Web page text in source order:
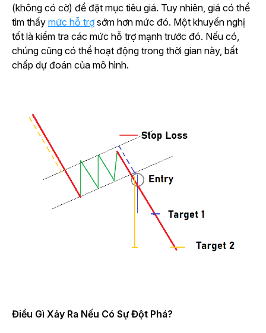
(không có cờ) để đặt mục tiêu giá. Tuy nhiên, giá có thể
tìm thấy mức hỗ trợ sớm hơn mức đó. Một khuyến nghị
tốt là kiểm tra các mức hỗ trợ mạnh trước đó. Nếu có,
chúng cũng có thể hoạt động trong thời gian này, bất
chấp dự đoán của mô hình.
Điều Gì Xảy Ra Nếu Có Sự Đột Phá?